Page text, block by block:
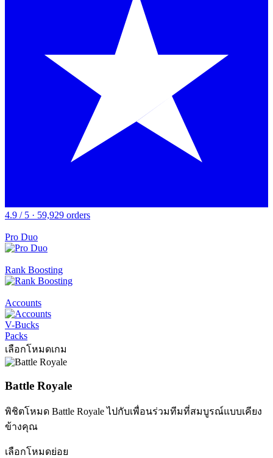
4.9 / 5 · 59,929 orders
Pro Duo
Rank Boosting
Accounts
V-Bucks
Packs
เลือกโหมดเกม
Battle Royale
พิชิตโหมด Battle Royale ไปกับเพื่อนร่วมทีมที่สมบูรณ์แบบเคียง
ข้างคุณ
เลือกโหมดย่อย